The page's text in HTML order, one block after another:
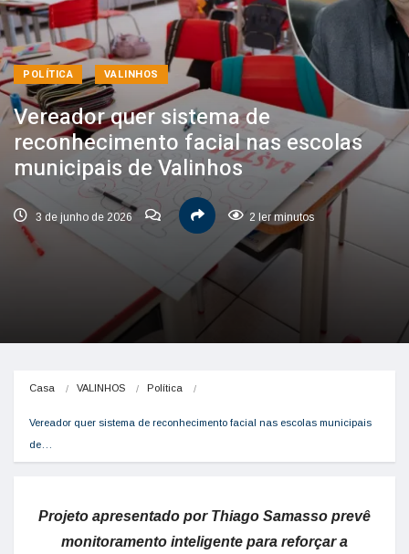
POLÍTICA VALINHOS
Vereador quer sistema de
reconhecimento facial nas escolas
municipais de Valinhos
3 de junho de 2026 2 ler minutos
Casa VALINHOS Política
Vereador quer sistema de reconhecimento facial nas escolas municipais
de…
Projeto apresentado por Thiago Samasso prevê
monitoramento inteligente para reforçar a